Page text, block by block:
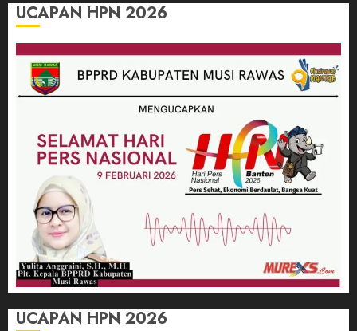
UCAPAN HPN 2026
UCAPAN HPN 2026